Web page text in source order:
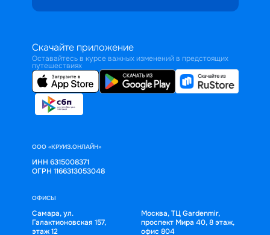
Скачайте приложение
Оставайтесь в курсе важных изменений в предстоящих
путешествиях
ООО «КРУИЗ.ОНЛАЙН»
ИНН 6315008371
ОГРН 1166313053048
ОФИСЫ
Самара, ул.
Галактионовская 157,
этаж 12
Москва, ТЦ Gardenmir,
проспект Мира 40, 8 этаж,
офис 804